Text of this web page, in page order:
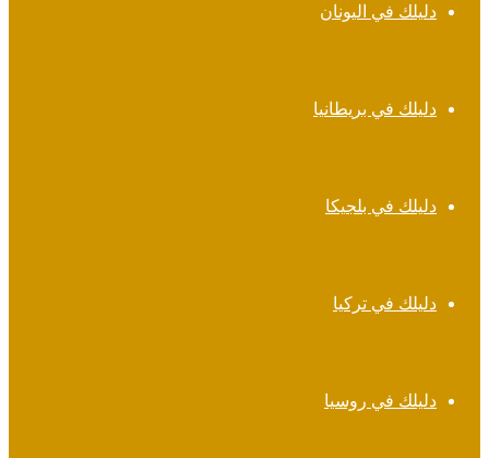
دليلك في اليونان
دليلك في بريطانيا
دليلك في بلجيكا
دليلك في تركيا
دليلك في روسيا